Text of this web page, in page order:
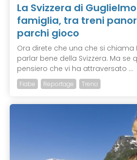
La Svizzera di
famiglia, tra treni
parchi gioco
Ora direte che una che si chiama
parlar bene della Svizzera. Ma se
pensiero che vi ha attraversato ...
Fiabe Reportage Treno